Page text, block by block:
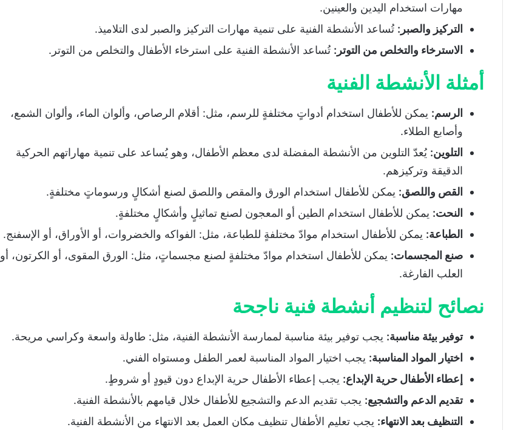
مهارات استخدام اليدين والعينين.
التركيز والصبر : تُساعد الأنشطة الفنية على تنمية مهارات التركيز والصبر لدى التلاميذ.
الاسترخاء والتخلص من التوتر : تُساعد الأنشطة الفنية على استرخاء الأطفال والتخلص من التوتر.
أمثلة الأنشطة الفنية
الرسم: يمكن للأطفال استخدام أدواتٍ مختلفةٍ للرسم، مثل: أقلام الرصاص، وألوان الماء، وألوان الشمع،
وأصابع الطلاء.
التلوين: يُعدّ التلوين من الأنشطة المفضلة لدى معظم الأطفال، وهو يُساعد على تنمية مهاراتهم الحركية
الدقيقة وتركيزهم.
القص واللصق: يمكن للأطفال استخدام الورق والمقص واللصق لصنع أشكالٍ ورسوماتٍ مختلفةٍ.
النحت: يمكن للأطفال استخدام الطين أو المعجون لصنع تماثيلٍ وأشكالٍ مختلفةٍ.
الطباعة: يمكن للأطفال استخدام موادّ مختلفةٍ للطباعة، مثل: الفواكه والخضروات، أو الأوراق، أو الإسفنج.
صنع المجسمات: يمكن للأطفال استخدام موادّ مختلفةٍ لصنع مجسماتٍ، مثل: الورق المقوى، أو الكرتون، أو
العلب الفارغة.
نصائح لتنظيم أنشطة فنية ناجحة
توفير بيئة مناسبة: يجب توفير بيئة مناسبة لممارسة الأنشطة الفنية، مثل: طاولة واسعة وكراسي مريحة.
اختيار المواد المناسبة: يجب اختيار المواد المناسبة لعمر الطفل ومستواه الفني.
إعطاء الأطفال حرية الإبداع: يجب إعطاء الأطفال حرية الإبداع دون قيودٍ أو شروطٍ.
تقديم الدعم والتشجيع: يجب تقديم الدعم والتشجيع للأطفال خلال قيامهم بالأنشطة الفنية.
التنظيف بعد الانتهاء: يجب تعليم الأطفال تنظيف مكان العمل بعد الانتهاء من الأنشطة الفنية.